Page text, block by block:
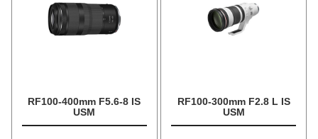
RF100-400mm F5.6-8 IS
USM
RF100-300mm F2.8 L IS
USM